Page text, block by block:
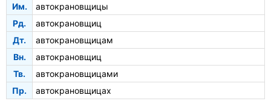
Им.
автокрановщицы
Рд.
автокрановщиц
Дт.
автокрановщицам
Вн.
автокрановщиц
Тв.
автокрановщицами
Пр.
автокрановщицах